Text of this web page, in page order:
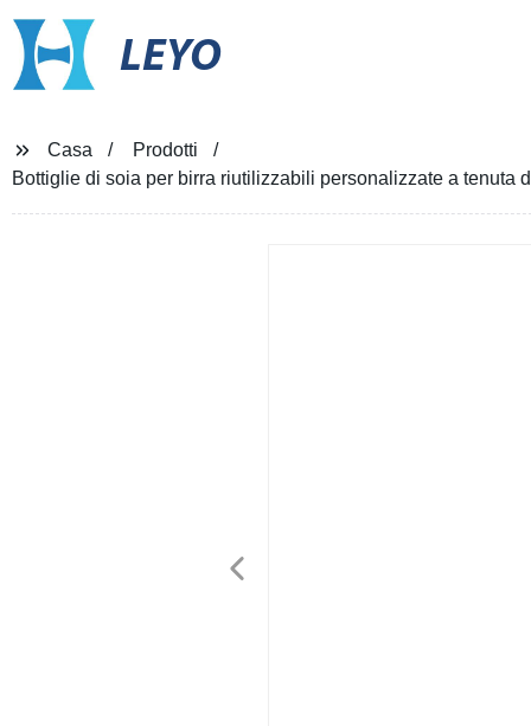
LEYO
Casa
Prodotti
Bottiglie di soia per birra riutilizzabili personalizzate a tenuta